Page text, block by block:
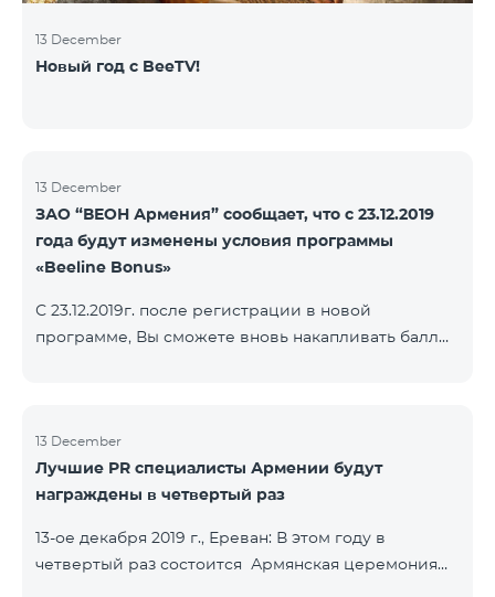
13 December
Новый год с BeeTV!
13 December
ЗАО “ВЕОН Армения” сообщает, что с 23.12.2019
года будут изменены условия программы
«Beeline Bonus»
С 23.12.2019г. после регистрации в новой
программе, Вы сможете вновь накапливать баллы
декабря 2019г. Абоненты статусов Gold и VIP
перейдут в новую программу со своим статусом.
При регистрации в новой программе абоненты
новой бонусной программы.
13 December
Лучшие PR специалисты Армении будут
награждены в четвертый раз
13-ое декабря 2019 г., Ереван: В этом году в
четвертый раз состоится Армянская церемония